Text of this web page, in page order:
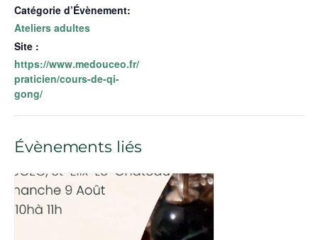
Catégorie d’Évènement:
Ateliers adultes
Site :
https://www.medouceo.fr/
praticien/cours-de-qi-
gong/
Évènements liés